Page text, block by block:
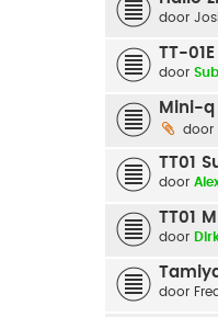
door
TT-
door
Mini-
door
TT01
door
TT01
door
door